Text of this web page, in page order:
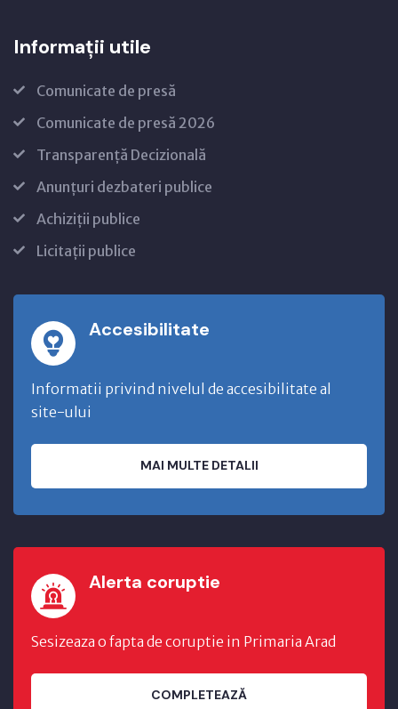
Informații utile
Comunicate de presă
Comunicate de presă 2026
Transparență Decizională
Anunțuri dezbateri publice
Achiziții publice
Licitații publice
Accesibilitate
Informatii privind nivelul de accesibilitate al
site-ului
MAI MULTE DETALII
Alerta coruptie
Sesizeaza o fapta de coruptie in Primaria Arad
COMPLETEAZĂ